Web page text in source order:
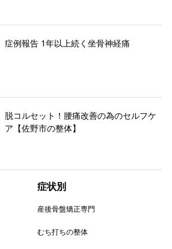
症例報告 1年以上続く坐骨神経痛
脱コルセット！腰痛改善の為のセルフケ
ア【佐野市の整体】
症状別
産後骨盤矯正専門
むち打ちの整体